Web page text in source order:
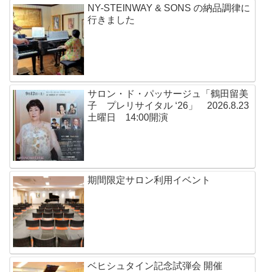
NY-STEINWAY & SONS の納品調律に
行きました
サロン・ド・パッサージュ「鶴田留美
子 プレリサイタル ‘26」 2026.8.23
土曜日 14:00開演
期間限定サロン利用イベント
ベヒシュタイン記念試弾会 開催